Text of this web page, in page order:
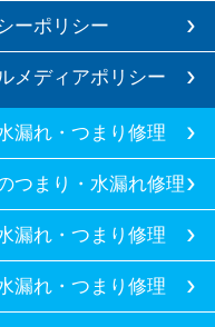
ーポリシー
メディアポリシー
漏れ・つまり修理
つまり・水漏れ修理
漏れ・つまり修理
漏れ・つまり修理